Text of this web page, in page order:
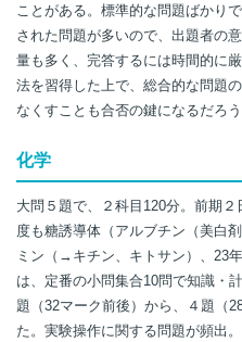
ことがある。標準的な問題ばかり
された問題が多いので、出題者の
量も多く、完答するには時間的に
法を習得した上で、総合的な問題
なくすことも合否の鍵になるだろう
化学
大問５題で、２科目120分。前期
度も糖誘導体（アルブチン（美白
ミン（→キチン、キトサン）、23
は、定番の小問集合10問で知識・
題（32マーク前後）から、４題（
た。実験操作に関する問題が頻出